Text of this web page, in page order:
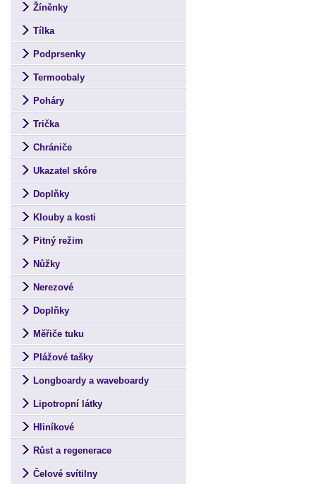
Žíněnky
Tílka
Podprsenky
Termoobaly
Poháry
Trička
Chrániče
Ukazatel skóre
Doplňky
Klouby a kosti
Pitný režim
Nůžky
Nerezové
Doplňky
Měřiče tuku
Plážové tašky
Longboardy a waveboardy
Lipotropní látky
Hliníkové
Růst a regenerace
Čelové svítilny